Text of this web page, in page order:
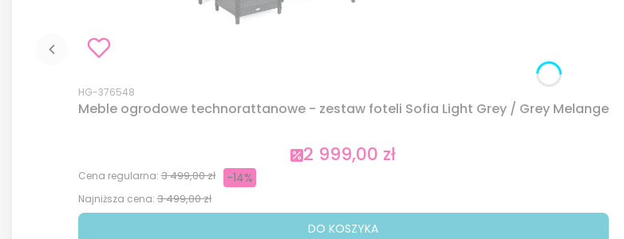
Kod produktu
HG-376548
Meble ogrodowe technorattanowe - zestaw foteli Sofia Light Grey / Grey Melange
Cena promocyjna
2 999,00 zł
Cena regularna: 3 499,00 zł -14%
Najniższa cena: 3 499,00 zł
DO KOSZYKA